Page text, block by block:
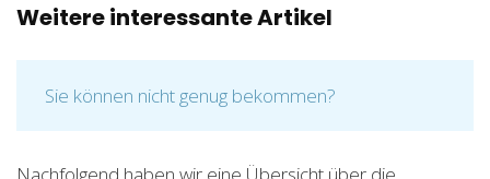
Weitere interessante Artikel
Sie können nicht genug bekommen?
Nachfolgend haben wir eine Übersicht über die